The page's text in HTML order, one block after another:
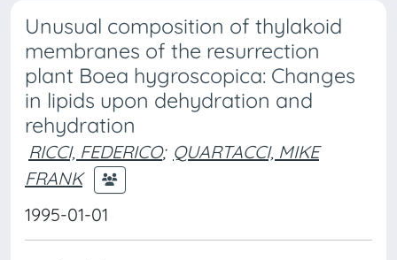
Unusual composition of thylakoid
membranes of the resurrection
plant Boea hygroscopica: Changes
in lipids upon dehydration and
rehydration
RICCI, FEDERICO; QUARTACCI, MIKE
FRANK
1995-01-01